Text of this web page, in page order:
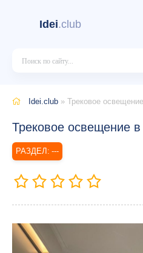
Idei.club
Idei.club » Трековое
Трековое освещение
---